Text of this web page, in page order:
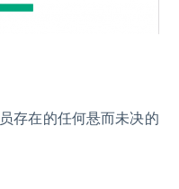
存在的任何悬而未决的